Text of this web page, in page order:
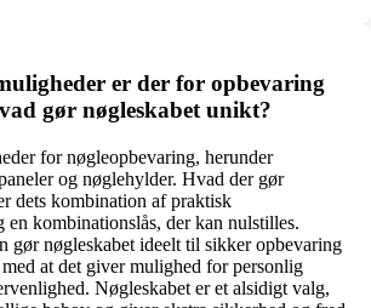
er der for opbevaring
gør nøgleskabet unikt?
for nøgleopbevaring, herunder
og nøglehylder. Hvad der gør
dets kombination af praktisk
en kombinationslås, der kan nulstilles.
gør nøgleskabet ideelt til sikker opbevaring
at det giver mulighed for personlig
Nøgleskabet er et alsidigt valg,